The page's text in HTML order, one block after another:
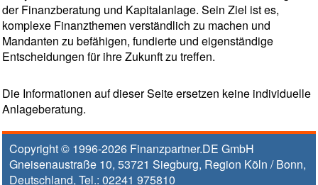
der Finanzberatung und Kapitalanlage. Sein Ziel ist es,
komplexe Finanzthemen verständlich zu machen und
Mandanten zu befähigen, fundierte und eigenständige
Entscheidungen für ihre Zukunft zu treffen.
Die Informationen auf dieser Seite ersetzen keine individuelle
Anlageberatung.
Copyright © 1996-2026 Finanzpartner.DE GmbH
Gneisenaustraße 10, 53721 Siegburg, Region Köln / Bonn,
Deutschland, Tel.: 02241 975810